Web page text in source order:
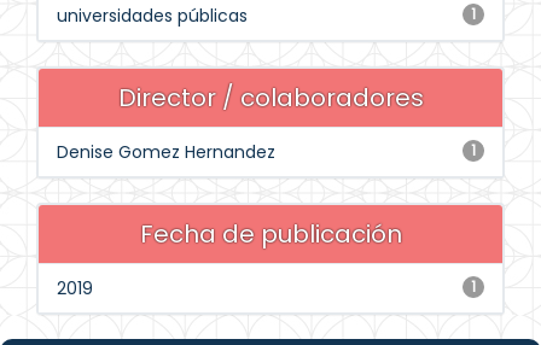
1
universidades públicas
Director / colaboradores
1
Denise Gomez Hernandez
Fecha de publicación
1
2019